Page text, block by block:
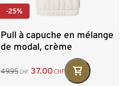
-25%
Pull à capuche en mélange
de modal, crème
49.95 CHF 37.00CHF